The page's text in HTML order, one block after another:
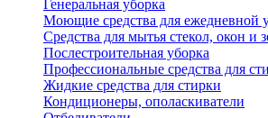
Генеральная уборка
Моющие средства для ежедневной
Средства для мытья стекол, окон и
Послестроительная уборка
Профессиональные средства для
Жидкие средства для стирки
Кондиционеры, ополаскиватели